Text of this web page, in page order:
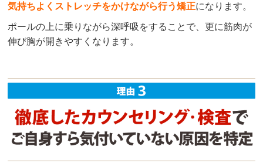
気持ちよくストレッチをかけながら行う矯正になります。
ポールの上に乗りながら深呼吸をすることで、更に筋肉が
伸び胸が開きやすくなります。